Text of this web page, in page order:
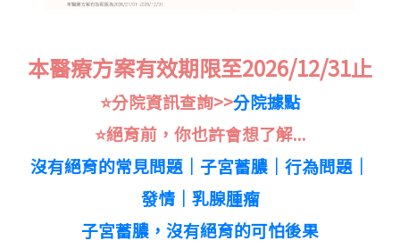
本醫療方案有效期限至2026/12/31止
⭐️分院資訊查詢>>分院據點
⭐️絕育前，你也許會想了解...
沒有絕育的常見問題│子宮蓄膿│行為問題│
發情│乳腺腫瘤
子宮蓄膿，沒有絕育的可怕後果